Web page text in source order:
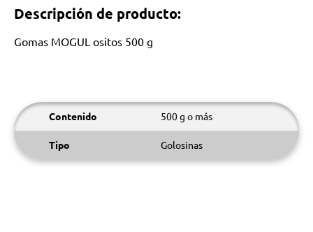
Descripción de producto:
Gomas MOGUL ositos 500 g
Contenido 500 g o más
Tipo Golosinas